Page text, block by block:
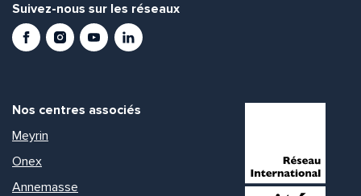
Suivez-nous sur les réseaux
FacebookInstagramYoutubeLinkedIn
Nos centres associés
Meyrin
Onex
Annemasse